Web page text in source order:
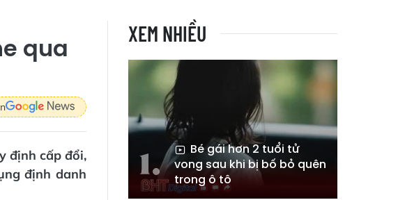
qua
định cấp đổi,
định danh
XEM NHIỀU
Bé gái hơn 2 tuổi tử
vong sau khi bị bố bỏ quên
trong ô tô